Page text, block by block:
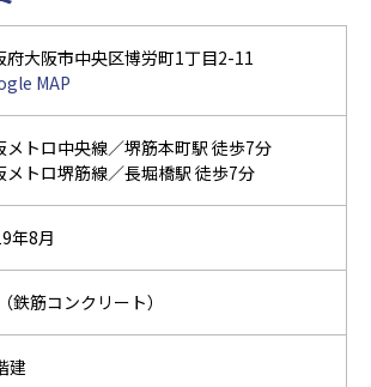
府大阪市中央区博労町1丁目2-11
MAP
メトロ中央線／堺筋本町駅 徒歩7分
メトロ堺筋線／長堀橋駅 徒歩7分
年8月
鉄筋コンクリート）
建